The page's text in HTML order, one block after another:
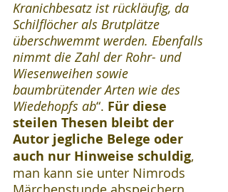
Kranichbesatz ist rückläufig, da
Schilflöcher als Brutplätze
überschwemmt werden. Ebenfalls
nimmt die Zahl der Rohr- und
Wiesenweihen sowie
baumbrütender Arten wie des
Wiedehopfs ab“. Für diese
steilen Thesen bleibt der
Autor jegliche Belege oder
auch nur Hinweise schuldig,
man kann sie unter Nimrods